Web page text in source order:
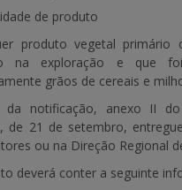
de produto
produto vegetal primário
na exploração e que foi
grãos de cereais e
da notificação, anexo II do
de 21 de setembro,
ou na Direção Regional
deverá conter a seguinte